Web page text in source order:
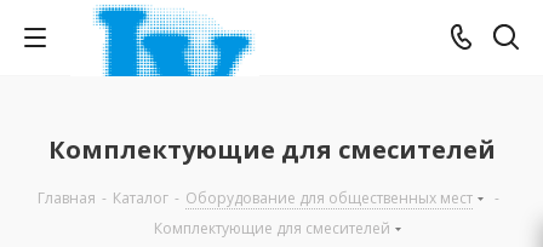
Комплектующие для смесителей
Главная - Каталог - Оборудование для общественных мест
-
Комплектующие для смесителей